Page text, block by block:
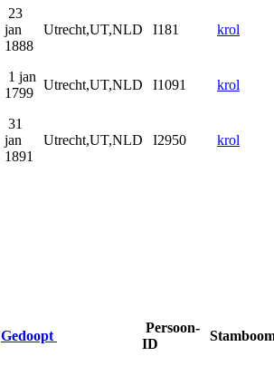
23
jan
1888
Utrecht,UT,NLD I181 krol
1 jan
1799
Utrecht,UT,NLD I1091 krol
31
jan
1891
Utrecht,UT,NLD I2950 krol
Gedoopt
Persoon-
ID